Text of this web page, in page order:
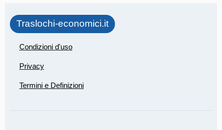
Traslochi-economici.it
Condizioni d'uso
Privacy
Termini e Definizioni